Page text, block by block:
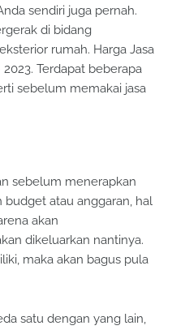
sendiri juga pernah.
di bidang
rumah. Harga Jasa
Terdapat beberapa
sebelum memakai jasa
sebelum menerapkan
budget atau anggaran, hal
akan
dikeluarkan nantinya.
maka akan bagus pula
satu dengan yang lain,